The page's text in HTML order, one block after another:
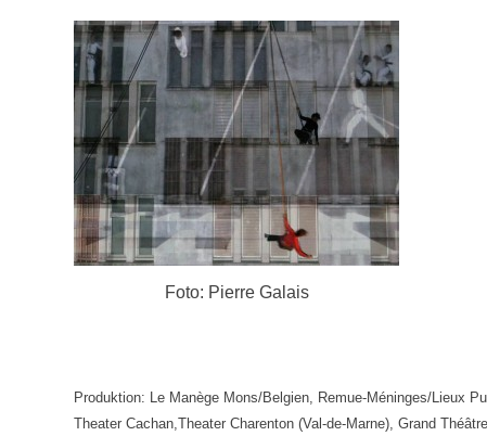
Foto: Pierre Galais
Produktion: Le Manège Mons/Belgien, Remue-Méninges/Lieux
Theater Cachan,Theater Charenton (Val-de-Marne), Grand